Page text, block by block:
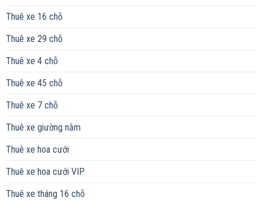
Thuê xe 16 chỗ
Thuê xe 29 chỗ
Thuê xe 4 chỗ
Thuê xe 45 chỗ
Thuê xe 7 chỗ
Thuê xe giường nằm
Thuê xe hoa cưới
Thuê xe hoa cưới VIP
Thuê xe tháng 16 chỗ